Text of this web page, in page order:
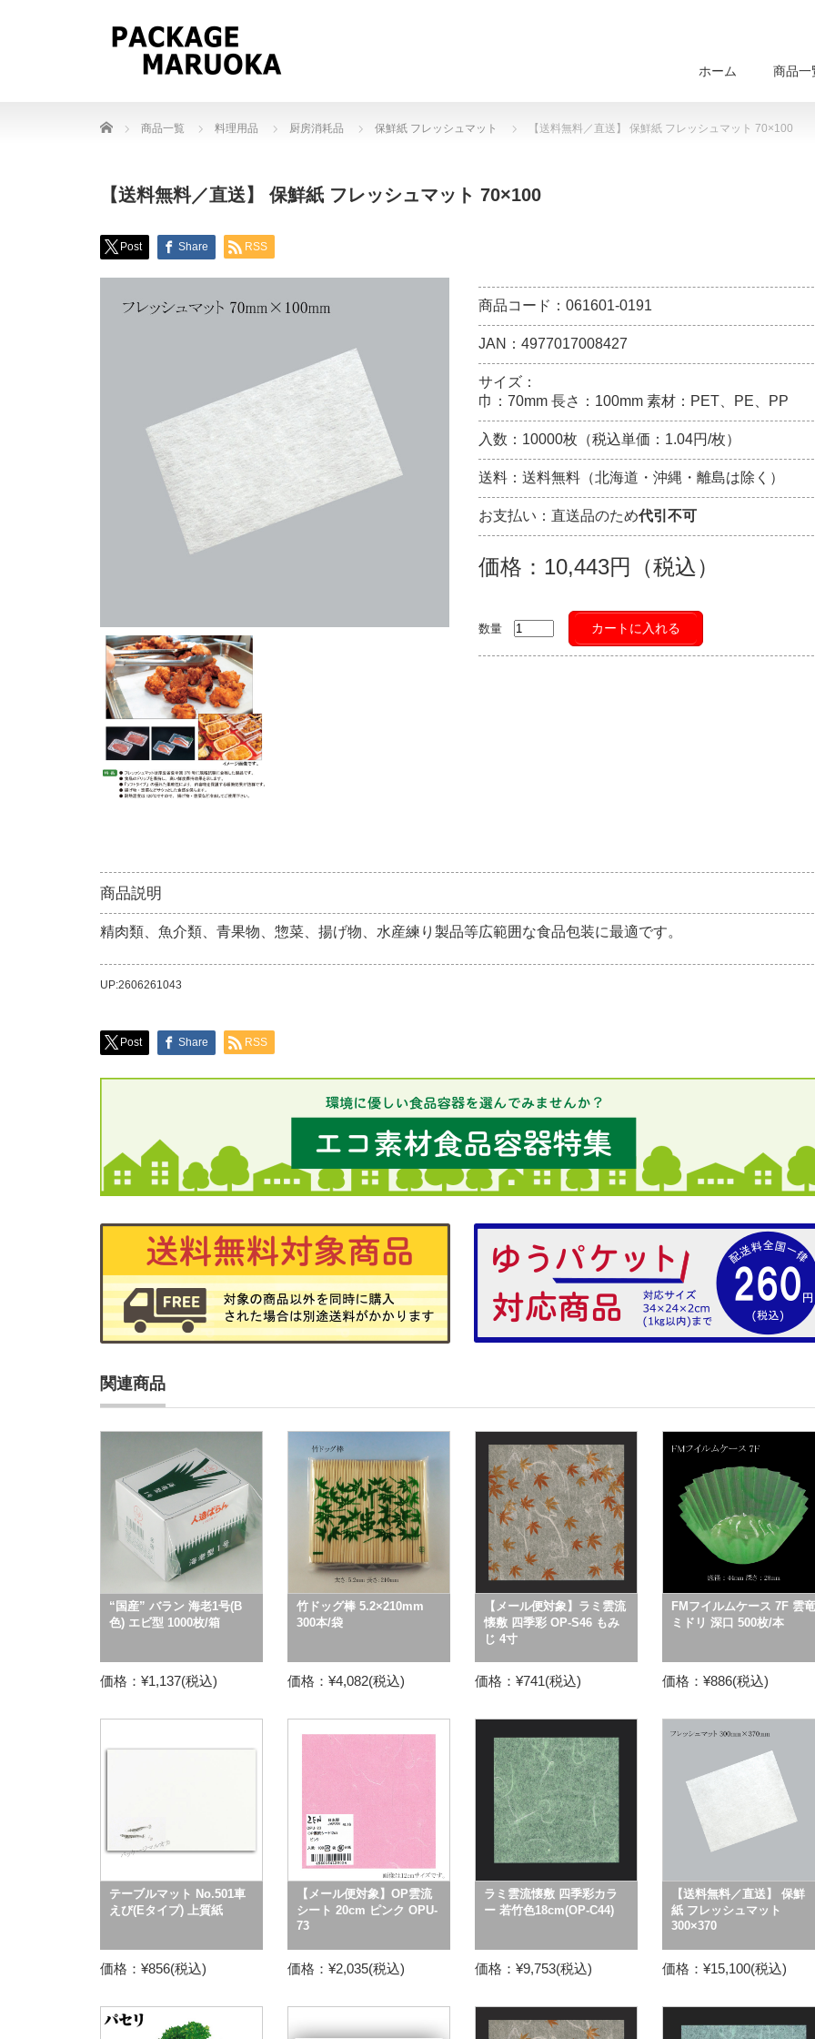
ホーム 商品一
Home 商品一覧 料理用品 厨房消耗品 保鮮紙 フレッシュマット 【送料無料／直送】 保鮮紙 フレッシュマット 70×100
【送料無料／直送】 保鮮紙 フレッシュマット 70×100
Post Share RSS
商品コード：061601-0191
JAN：4977017008427
サイズ：
巾：70mm 長さ：100mm 素材：PET、PE、PP
入数：10000枚（税込単価：1.04円/枚）
送料：送料無料（北海道・沖縄・離島は除く）
お支払い：直送品のため代引不可
価格：10,443円（税込）
数量 カートに入れる
商品説明
精肉類、魚介類、青果物、惣菜、揚げ物、水産練り製品等広範囲な食品包装に最適です。
UP:2606261043
Post Share RSS
関連商品
“国産” バラン 海老1号(B
色) エビ型 1000枚/箱
価格：¥1,137(税込)
竹ドッグ棒 5.2×210mm
300本/袋
価格：¥4,082(税込)
【メール便対象】ラミ雲流
懐敷 四季彩 OP-S46 もみ
じ 4寸
価格：¥741(税込)
FMフイルムケース 7F 雲竜
ミドリ 深口 500枚/本
価格：¥886(税込)
テーブルマット No.501車
えび(Eタイプ) 上質紙
価格：¥856(税込)
【メール便対象】OP雲流
シート 20cm ピンク OPU-
73
価格：¥2,035(税込)
ラミ雲流懐敷 四季彩カラ
ー 若竹色18cm(OP-C44)
価格：¥9,753(税込)
【送料無料／直送】 保鮮
紙 フレッシュマット
300×370
価格：¥15,100(税込)